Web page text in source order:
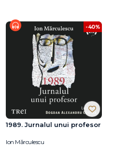
-40%
1989. Jurnalul unui profesor
Ion Mărculescu